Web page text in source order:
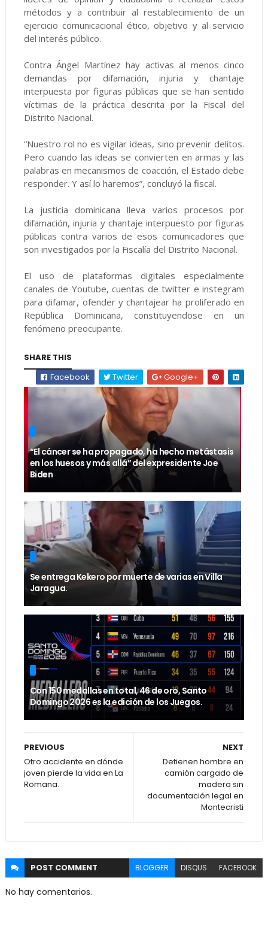
métodos y a contribuir al restablecimiento de un
ejercicio comunicacional ético, objetivo y al servicio
del interés público.
Contra Ángel Martínez hay activas al menos cinco
demandas por difamación, injuria y chantaje
interpuesta por figuras públicas que se han sentido
víctimas de la práctica descrita por la Fiscal del
Distrito Nacional.
“Nuestro rol no es vigilar ideas, sino prevenir delitos.
Pero cuando las ideas se convierten en armas y las
palabras en mecanismos de coacción, el Estado debe
responder. Y así lo haremos”, concluyó la fiscal.
La justicia dominicana lleva varios procesos por
difamación, injuria y chantaje interpuesto por figuras
públicas contra varios de esos comunicadores que
son investigados por la Fiscalía del Distrito Nacional.
El uso de plataformas digitales especialmente
canales de Youtube, cuentas de twitter e instegram
para difamar, ofender y chantajear ha proliferado en
República Dominicana, constituyendose en un
fenómeno preocupante.
SHARE THIS
Facebook
Twitter Google+
“El cáncer se ha propagado, ha hecho metástasis
en los huesos y más allá” del expresidente Joe
Biden
Se entrega Kekero por muerte de varias en Villa
Jaragua.
Con 150 medallas en total, 46 de oro, Santo
Domingo 2026 es la edición de los Juegos.
NEXT
Detienen hombre en
camión cargado de
madera sin
documentación legal en
Montecristi
PREVIOUS
Otro accidente en dónde
joven pierde la vida en La
Romana.
POST COMMENT BLOGGER DISQUS FACEBOOK
No hay comentarios.